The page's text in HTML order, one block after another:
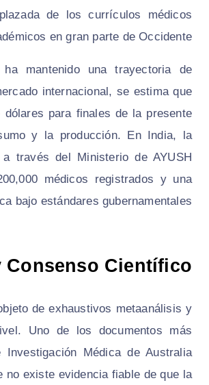
de los currículos médicos
en gran parte de Occidente.
mantenido una trayectoria de
internacional, se estima que
para finales de la presente
y la producción. En India, la
través del Ministerio de AYUSH
médicos registrados y una
bajo estándares gubernamentales.
Científico
de exhaustivos metaanálisis y
Uno de los documentos más
Médica de Australia
existe evidencia fiable de que la